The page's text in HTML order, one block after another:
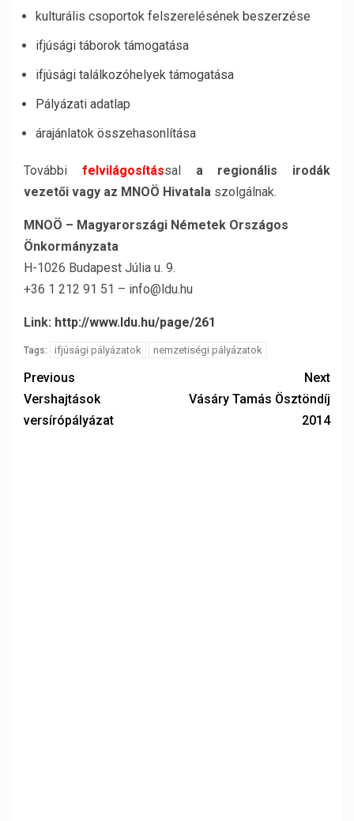
kulturális csoportok felszerelésének beszerzése
ifjúsági táborok támogatása
ifjúsági találkozóhelyek támogatása
Pályázati adatlap
árajánlatok összehasonlítása
További felvilágosítássala regionális irodák
vezetői vagy az MNOÖ Hivatala szolgálnak.
MNOÖ – Magyarországi Németek Országos
Önkormányzata
H-1026 Budapest Júlia u. 9.
+36 1 212 91 51 – info@ldu.hu
Link: http://www.ldu.hu/page/261
Tags: ifjúsági pályázatok nemzetiségi pályázatok
Previous
Vershajtások
versírópályázat
Next
Vásáry Tamás Ösztöndíj
2014